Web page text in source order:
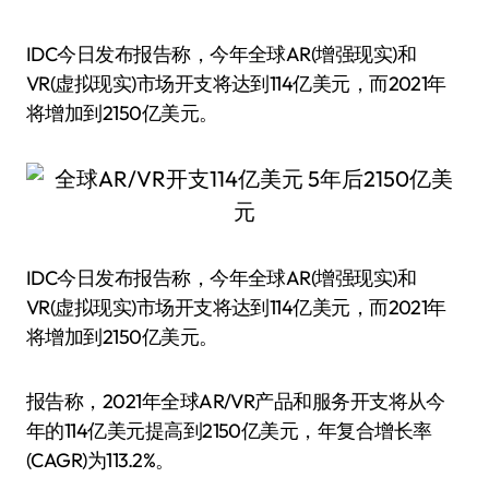
IDC今日发布报告称，今年全球AR(增强现实)和
VR(虚拟现实)市场开支将达到114亿美元，而2021年
将增加到2150亿美元。
IDC今日发布报告称，今年全球AR(增强现实)和
VR(虚拟现实)市场开支将达到114亿美元，而2021年
将增加到2150亿美元。
报告称，2021年全球AR/VR产品和服务开支将从今
年的114亿美元提高到2150亿美元，年复合增长率
(CAGR)为113.2%。